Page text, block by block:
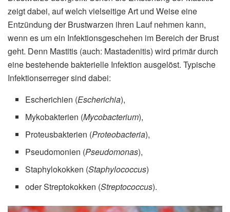
zeigt dabei, auf welch vielseitige Art und Weise eine
Entzündung der Brustwarzen ihren Lauf nehmen kann,
wenn es um ein Infektionsgeschehen im Bereich der Brust
geht. Denn Mastitis (auch: Mastadenitis) wird primär durch
eine bestehende bakterielle Infektion ausgelöst. Typische
Infektionserreger sind dabei:
Escherichien (Escherichia),
Mykobakterien (Mycobacterium),
Proteusbakterien (Proteobacteria),
Pseudomonien (Pseudomonas),
Staphylokokken (Staphylococcus)
oder Streptokokken (Streptococcus).